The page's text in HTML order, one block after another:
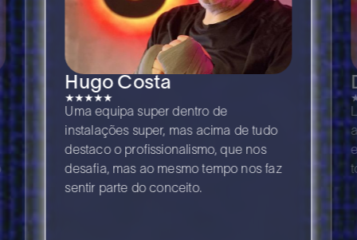
de
acima de tudo
que nos
tempo nos faz
Débora Oliveira
Lugar impecável, boa playlist
acompanhar os treinos que
entre cardio e força.
topo que nos incentivam